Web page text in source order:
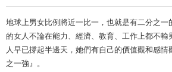
地球上男女比例將近一比一，也就是有二分之一
的女人不論在能力、經濟、教育、工作上都不輸
人早已撐起半邊天，她們有自己的價值觀和感情
之一強』。